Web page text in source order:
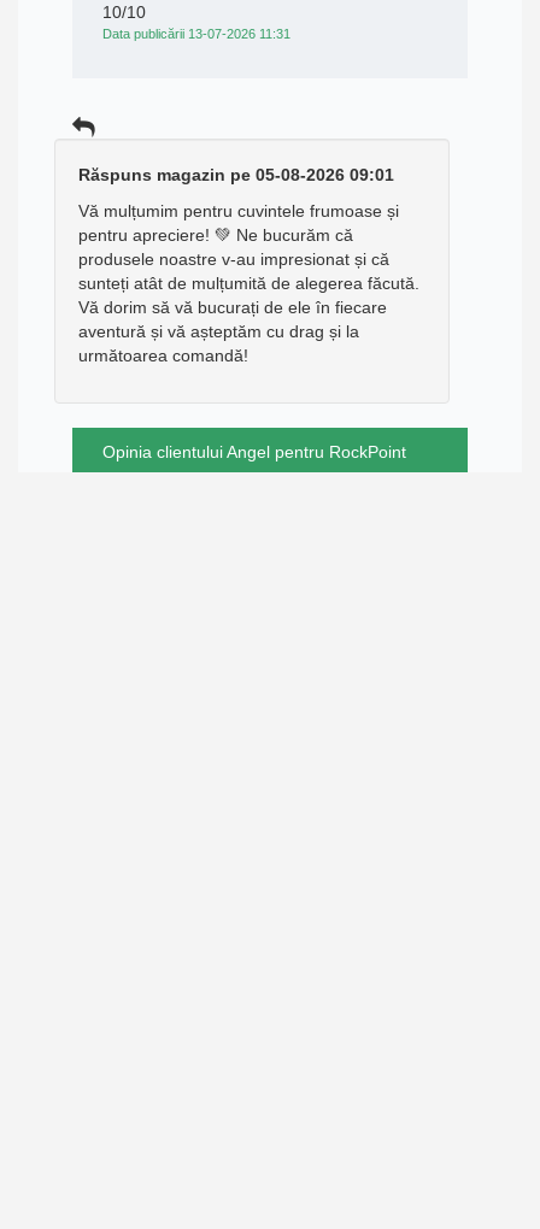
10/10
Data publicării 13-07-2026 11:31
Răspuns magazin pe 05-08-2026 09:01
Vă mulțumim pentru cuvintele frumoase și
pentru apreciere! 💚 Ne bucurăm că
produsele noastre v-au impresionat și că
sunteți atât de mulțumită de alegerea făcută.
Vă dorim să vă bucurați de ele în fiecare
aventură și vă așteptăm cu drag și la
următoarea comandă!
Opinia clientului Angel pentru RockPoint